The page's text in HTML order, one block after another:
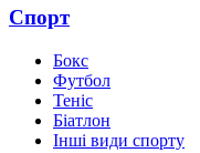
Спорт
Бокс
Футбол
Теніс
Біатлон
Інші види спорту